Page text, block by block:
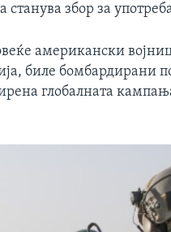
станува збор за
американски
биле бомбардирани
глобалната